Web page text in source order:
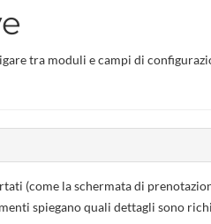
tra moduli e campi di
(come la schermata di
spiegano quali dettagli sono